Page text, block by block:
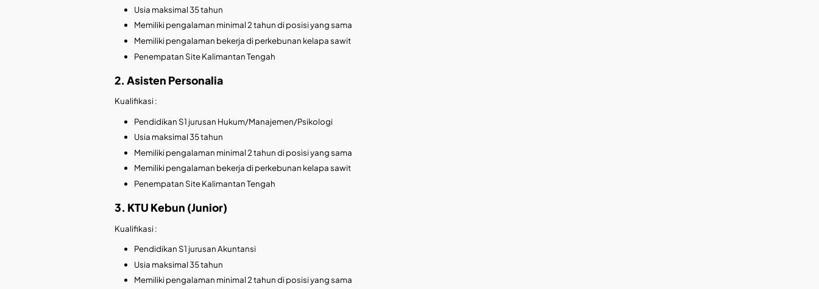
Usia maksimal 35 tahun
Memiliki pengalaman minimal 2 tahun di posisi yang sama
Memiliki pengalaman bekerja di perkebunan kelapa sawit
Penempatan Site Kalimantan Tengah
2. Asisten Personalia
Kualifikasi :
Pendidikan S1 jurusan Hukum/Manajemen/Psikologi
Usia maksimal 35 tahun
Memiliki pengalaman minimal 2 tahun di posisi yang sama
Memiliki pengalaman bekerja di perkebunan kelapa sawit
Penempatan Site Kalimantan Tengah
3. KTU Kebun (Junior)
Kualifikasi :
Pendidikan S1 jurusan Akuntansi
Usia maksimal 35 tahun
Memiliki pengalaman minimal 2 tahun di posisi yang sama